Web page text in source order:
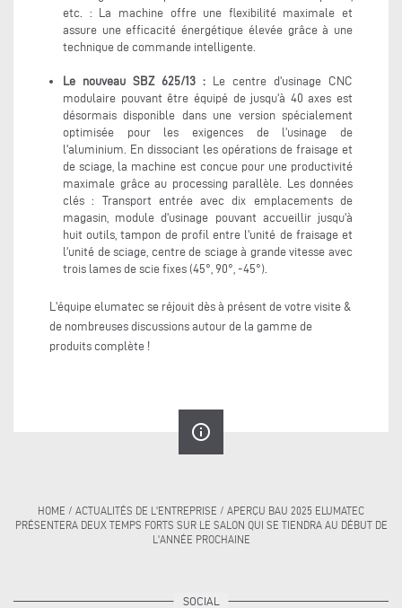
etc. : La machine offre une flexibilité maximale et
assure une efficacité énergétique élevée grâce à une
technique de commande intelligente.
Le nouveau SBZ 625/13 : Le centre d'usinage CNC
modulaire pouvant être équipé de jusqu'à 40 axes est
désormais disponible dans une version spécialement
optimisée pour les exigences de l'usinage de
l'aluminium. En dissociant les opérations de fraisage et
de sciage, la machine est conçue pour une productivité
maximale grâce au processing parallèle. Les données
clés : Transport entrée avec dix emplacements de
magasin, module d'usinage pouvant accueillir jusqu'à
huit outils, tampon de profil entre l'unité de fraisage et
l'unité de sciage, centre de sciage à grande vitesse avec
trois lames de scie fixes (45°, 90°, -45°).
L'équipe elumatec se réjouit dès à présent de votre visite &
de nombreuses discussions autour de la gamme de
produits complète !
info_outline
HOME / ACTUALITÉS DE L'ENTREPRISE / APERÇU BAU 2025 ELUMATEC
PRÉSENTERA DEUX TEMPS FORTS SUR LE SALON QUI SE TIENDRA AU DÉBUT DE
L'ANNÉE PROCHAINE